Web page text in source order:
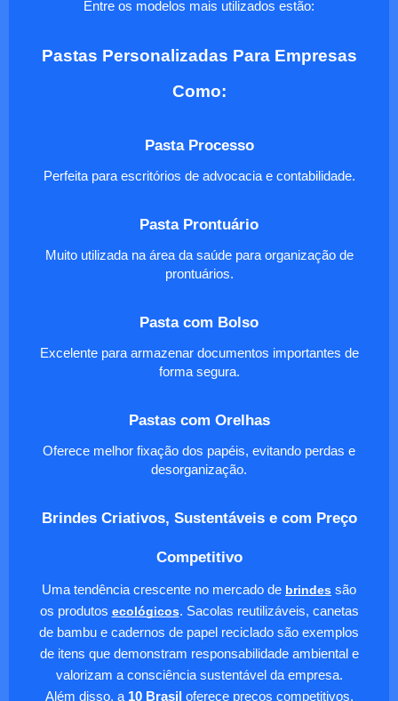
Entre os modelos mais utilizados estão:
Pastas Personalizadas Para Empresas
Como:
Pasta Processo
Perfeita para escritórios de advocacia e contabilidade.
Pasta Prontuário
Muito utilizada na área da saúde para organização de
prontuários.
Pasta com Bolso
Excelente para armazenar documentos importantes de
forma segura.
Pastas com Orelhas
Oferece melhor fixação dos papéis, evitando perdas e
desorganização.
Brindes Criativos, Sustentáveis e com Preço
Competitivo
Uma tendência crescente no mercado de brindes são
os produtos ecológicos. Sacolas reutilizáveis, canetas
de bambu e cadernos de papel reciclado são exemplos
de itens que demonstram responsabilidade ambiental e
valorizam a consciência sustentável da empresa.
Além disso, a 10 Brasiloferece preços competitivos,